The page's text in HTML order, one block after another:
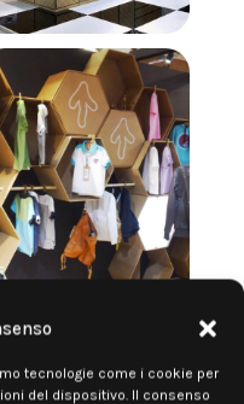
tecnologie come i cookie per
del dispositivo. Il consenso